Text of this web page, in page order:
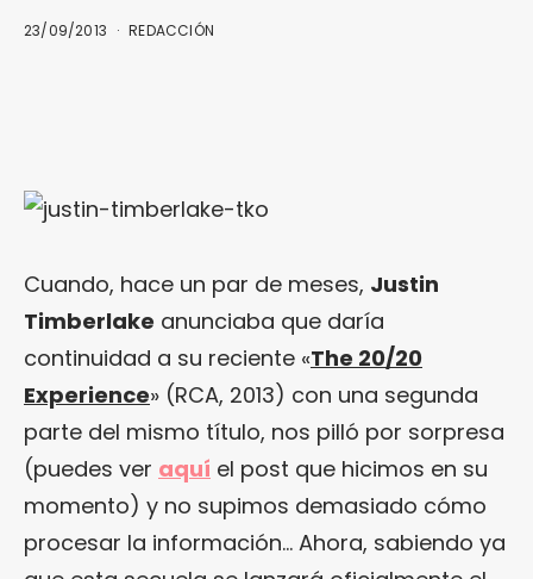
23/09/2013 REDACCIÓN
Cuando, hace un par de meses, Justin
Timberlake anunciaba que daría
continuidad a su reciente «The 20/20
Experience» (RCA, 2013) con una segunda
parte del mismo título, nos pilló por sorpresa
(puedes ver aquí el post que hicimos en su
momento) y no supimos demasiado cómo
procesar la información… Ahora, sabiendo ya